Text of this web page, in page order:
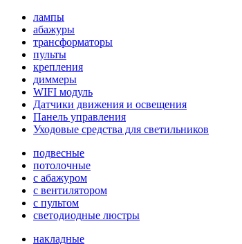
лампы
абажуры
трансформаторы
пульты
крепления
диммеры
WIFI модуль
Датчики движения и освещения
Панель управления
Уходовые средства для светильников
подвесные
потолочные
с абажуром
с вентилятором
с пультом
светодиодные люстры
накладные